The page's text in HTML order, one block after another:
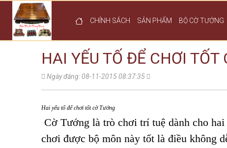
CHÍNH SÁCH SẢN PHẨM BỘ CỜ TƯỚNG
HAI YẾU TỐ ĐỂ CHƠI TỐT
Ngày đăng: 08-11-2015 08:37:35
Hai yếu tố để chơi tốt cờ Tướng
Cờ Tướng là trò chơi trí tuệ dành cho
chơi được bộ môn này tốt là điều không